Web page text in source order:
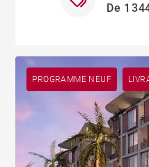
De 1
PROGRAMME NEUF